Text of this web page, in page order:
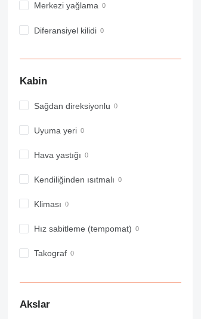
Merkezi yağlama
Diferansiyel kilidi
Kabin
Sağdan direksiyonlu
Uyuma yeri
Hava yastığı
Kendiliğinden ısıtmalı
Kliması
Hız sabitleme (tempomat)
Takograf
Akslar